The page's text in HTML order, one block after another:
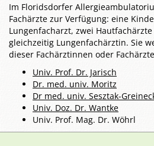
Im Floridsdorfer
Fachärzte zur Verfügung: eine
Lungenfacharzt, zwei
gleichzeitig Lungenfachärztin. Sie
dieser Fachärztinnen oder
Univ. Prof. Dr. Jarisch
Dr. med. univ. Moritz
Dr med. univ. Sesztak-
Univ. Doz. Dr. Wantke
Univ. Prof. Mag. Dr. Wöhrl